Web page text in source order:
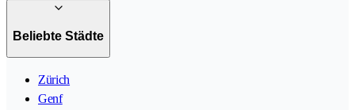
Beliebte Städte
Zürich
Genf